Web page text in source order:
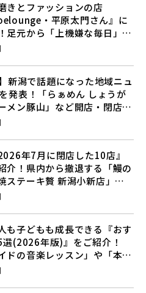
きとファッションの店
・平原太門さん』に
足元から「上機嫌な毎日」を
案とは？
新潟で話題になった地域ニュ
発表！「らぁめん しょうが
メン豚山」など開店・閉店の
キングでご紹介♪
年7月に閉店した10店』
介！県内から撤退する「鰻の
ステーキ贅 新潟小新店」が
も子どもも成長できる『おす
(2026年版)』をご紹介！
ドの音楽レッスン」や「本格
グ」で新しい自分を見つけよ